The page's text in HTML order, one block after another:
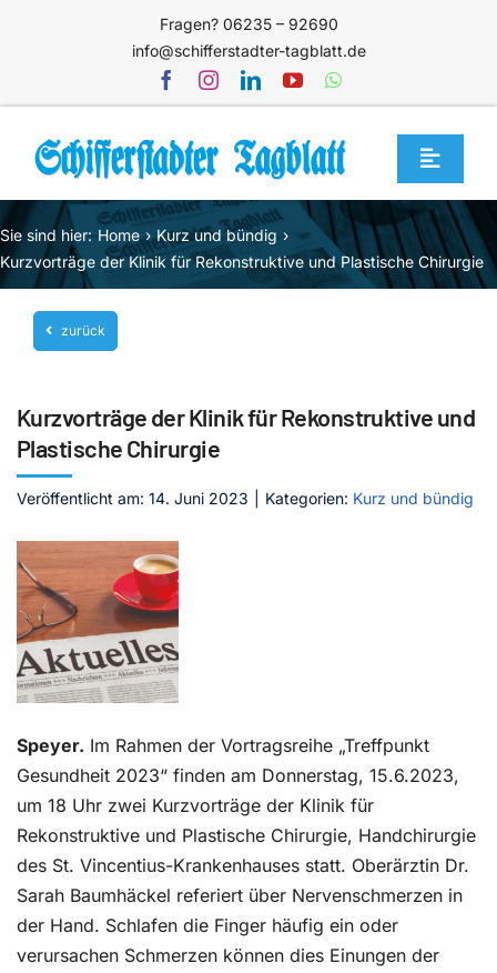
Fragen? 06235 – 92690
info@schifferstadter-tagblatt.de
Toggle
Home
Themen
Blog
Unternehmen
Mediathek
Jetzt abonnieren
Sie sind hier: Home
Kurz und bündig
Kurzvorträge der Klinik für Rekonstruktive und Plastische Chirurgie
zurück
Kurzvorträge der Klinik für Rekonstruktive und
Plastische Chirurgie
Veröffentlicht am: 14. Juni 2023 Kategorien: Kurz und bündig
Speyer. Im Rahmen der Vortragsreihe „Treffpunkt
Gesundheit 2023“ finden am Donnerstag, 15.6.2023,
um 18 Uhr zwei Kurzvorträge der Klinik für
Rekonstruktive und Plastische Chirurgie, Handchirurgie
des St. Vincentius-Krankenhauses statt. Oberärztin Dr.
Sarah Baumhäckel referiert über Nervenschmerzen in
der Hand. Schlafen die Finger häufig ein oder
verursachen Schmerzen können dies Einungen der